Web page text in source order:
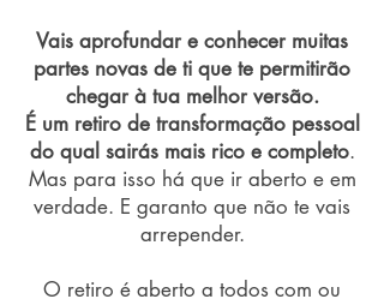
Vais aprofundar e conhecer muitas
partes novas de ti que te permitirão
chegar à tua melhor versão.
É um retiro de transformação pessoal
do qual sairás mais rico e completo.
Mas para isso há que ir aberto e em
verdade. E garanto que não te vais
arrepender.
O retiro é aberto a todos com ou